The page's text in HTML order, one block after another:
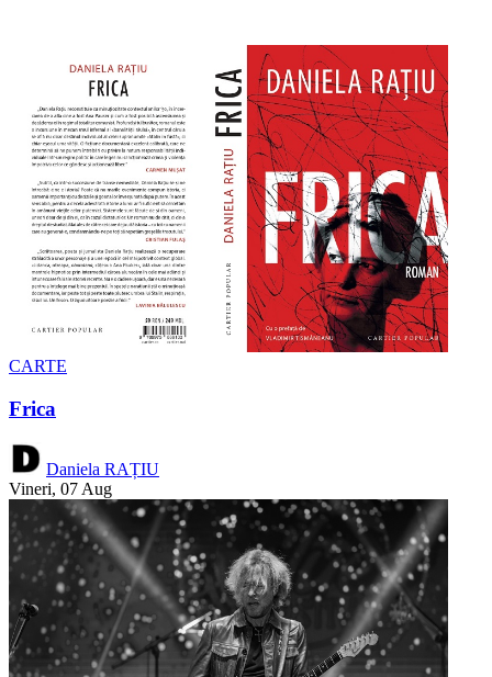
CARTE
Frica
Daniela RAȚIU
Vineri, 07 Aug